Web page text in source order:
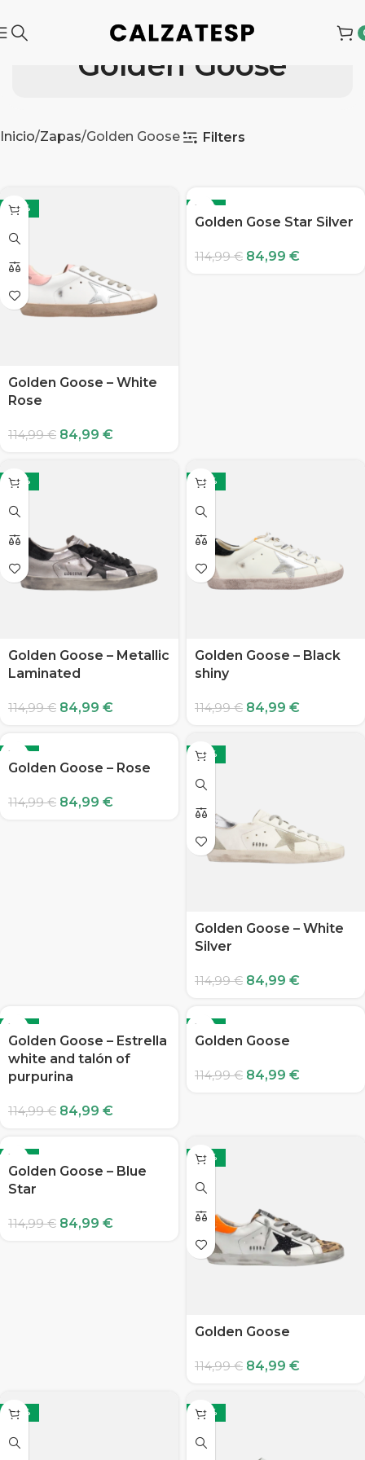
Golden Goose
Inicio Zapas Golden Goose Filters
-26%
Golden Goose – White
Rose
114,99€ 84,99 €
-26%
Golden Gose Star Silver
114,99€ 84,99 €
-26%
Golden Goose – Metallic
Laminated
114,99€ 84,99 €
-26%
Golden Goose – Black
shiny
114,99€ 84,99 €
-26%
Golden Goose – Rose
114,99€ 84,99 €
-26%
Golden Goose – White
Silver
114,99€ 84,99 €
-26%
Golden Goose – Estrella
white and talón of
purpurina
114,99€ 84,99 €
-26%
Golden Goose
114,99€ 84,99 €
-26%
Golden Goose – Blue
Star
114,99€ 84,99 €
-26%
Golden Goose
114,99€ 84,99 €
-26% -26%